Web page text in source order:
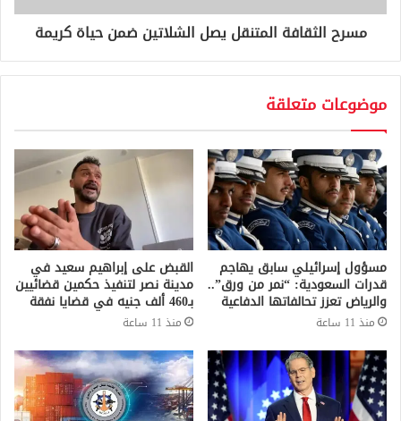
مسرح الثقافة المتنقل يصل الشلاتين ضمن حياة كريمة
موضوعات متعلقة
مسؤول إسرائيلي سابق يهاجم
قدرات السعودية: “نمر من ورق”..
والرياض تعزز تحالفاتها الدفاعية
منذ 11 ساعة
القبض على إبراهيم سعيد في
مدينة نصر لتنفيذ حكمين قضائيين
بـ460 ألف جنيه في قضايا نفقة
منذ 11 ساعة